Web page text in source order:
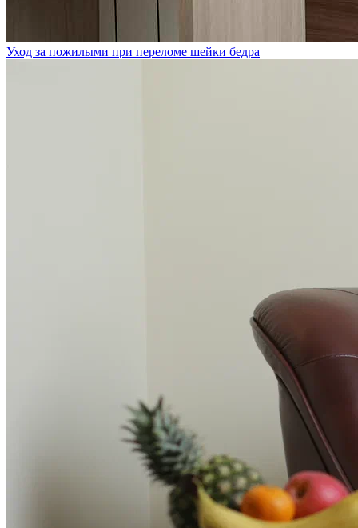
Уход за пожилыми при переломе шейки бедра